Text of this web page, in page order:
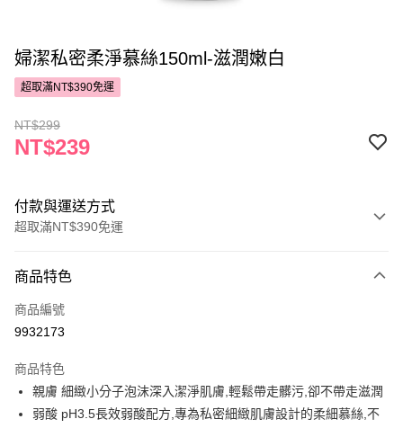
婦潔私密柔淨慕絲150ml-滋潤嫩白
超取滿NT$390免運
NT$299
NT$239
付款與運送方式
超取滿NT$390免運
POYA支付
信用卡一次付款
LINE Pay
Apple Pay
商品特色
商品編號
9932173
商品特色
親膚 細緻小分子泡沫深入潔淨肌膚,輕鬆帶走髒污,卻不帶走滋潤
弱酸 pH3.5長效弱酸配方,專為私密細緻肌膚設計的柔細慕絲,不